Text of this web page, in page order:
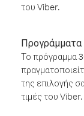
του Viber.
Το πρόγραμμα
της επιλογής
τιμές του Viber.